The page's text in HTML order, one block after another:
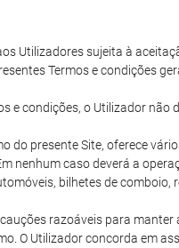
Utilizadores sujeita à
Termos e condições
e condições, o Utilizador não
do presente Site, oferece
nenhum caso deverá a
bilhetes de
razoáveis para
O Utilizador concorda em